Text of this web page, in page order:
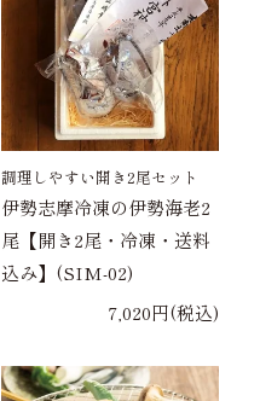
調理しやすい開き2尾セット
伊勢志摩冷凍の伊勢海老2
尾【開き2尾・冷凍・送料
込み】(SIM-02)
7,020円(税込)